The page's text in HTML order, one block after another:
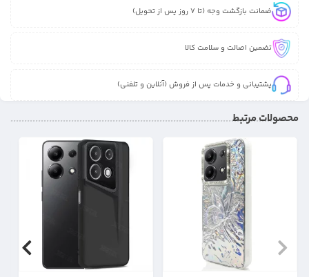
ضمانت بازگشت وجه (تا 7 روز پس از تحویل)
تضمین اصالت و سلامت کالا
پشتیبانی و خدمات پس از فروش (آنلاین و تلفنی)
محصولات مرتبط